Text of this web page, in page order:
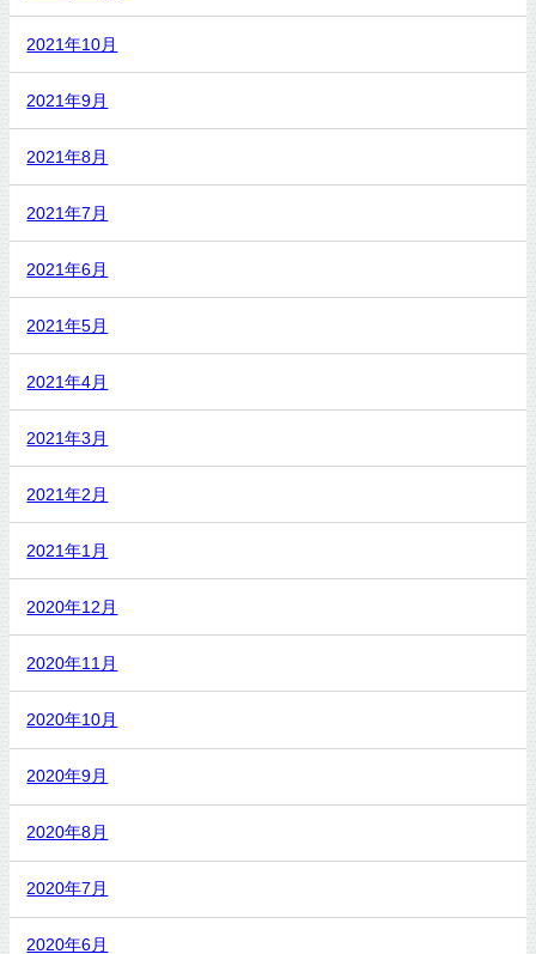
2021年10月
2021年9月
2021年8月
2021年7月
2021年6月
2021年5月
2021年4月
2021年3月
2021年2月
2021年1月
2020年12月
2020年11月
2020年10月
2020年9月
2020年8月
2020年7月
2020年6月